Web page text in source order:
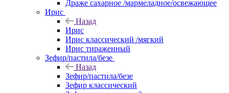
Драже сахарное /мармеладное/освежающее
Ирис
Назад
Ирис
Ирис классический /мягкий
Ирис тираженный
Зефир/пастила/безе
Назад
Зефир/пастила/безе
Зефир классический